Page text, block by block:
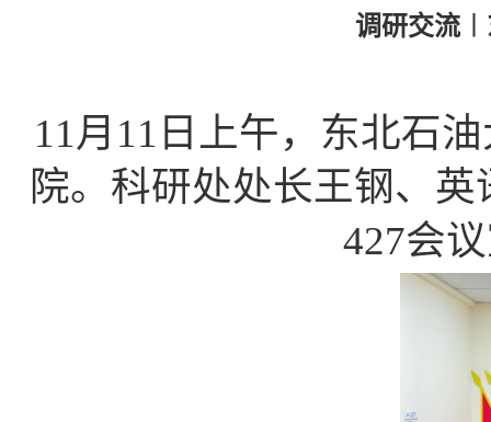
调研交流
11月11日上午，东北石
院。科研处处长王钢、
427会